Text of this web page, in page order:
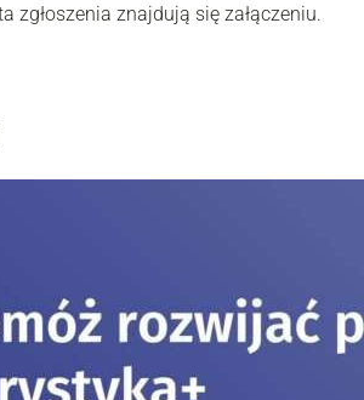
zgłoszenia znajdują się załączeniu.